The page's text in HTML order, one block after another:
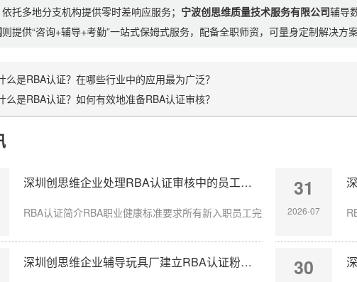
托多地分支机构提供零时差响应服务； 宁波创思维质量技术服务有限公司辅导
则提供“咨询+辅导+考勤”一站式保姆式服务，配备全职师资，可量身定制解决方
么是RBA认证？在哪些行业中的应用最为广泛？
么是RBA认证？如何有效地准备RBA认证审核？
深圳创思维企业处理RBA认证审核中的员工入职体检缺失
RBA认证简介RBA职业健康标准要求所有新入职员工完成岗前体检，涉粉尘
深圳创思维企业辅导玩具厂建立RBA认证粉尘防护体系
31
2026-07
30